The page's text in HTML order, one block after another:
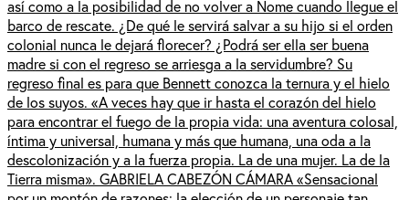
así como a la posibilidad de no volver a Nome cuando llegue el
barco de rescate. ¿De qué le servirá salvar a su hijo si el orden
colonial nunca le dejará florecer? ¿Podrá ser ella ser buena
madre si con el regreso se arriesga a la servidumbre? Su
regreso final es para que Bennett conozca la ternura y el hielo
de los suyos. «A veces hay que ir hasta el corazón del hielo
para encontrar el fuego de la propia vida: una aventura colosal,
íntima y universal, humana y más que humana, una oda a la
descolonización y a la fuerza propia. La de una mujer. La de la
Tierra misma». GABRIELA CABEZÓN CÁMARA «Sensacional